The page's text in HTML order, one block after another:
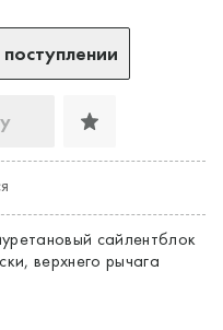
сайлентблок
верхнего рычага